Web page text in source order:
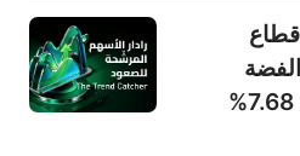
فورًا
قطاع
والأحجار الكريمة بنسبة 7.68%